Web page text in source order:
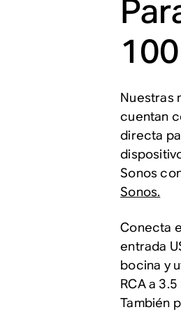
Nuestras
cuentan
directa
Sonos
Sonos.
Conecta
entrada
bocina y
RCA a
También